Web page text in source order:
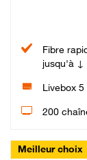
Fibre
jusqu'à ↓
Livebox 5
200
Meilleur choix